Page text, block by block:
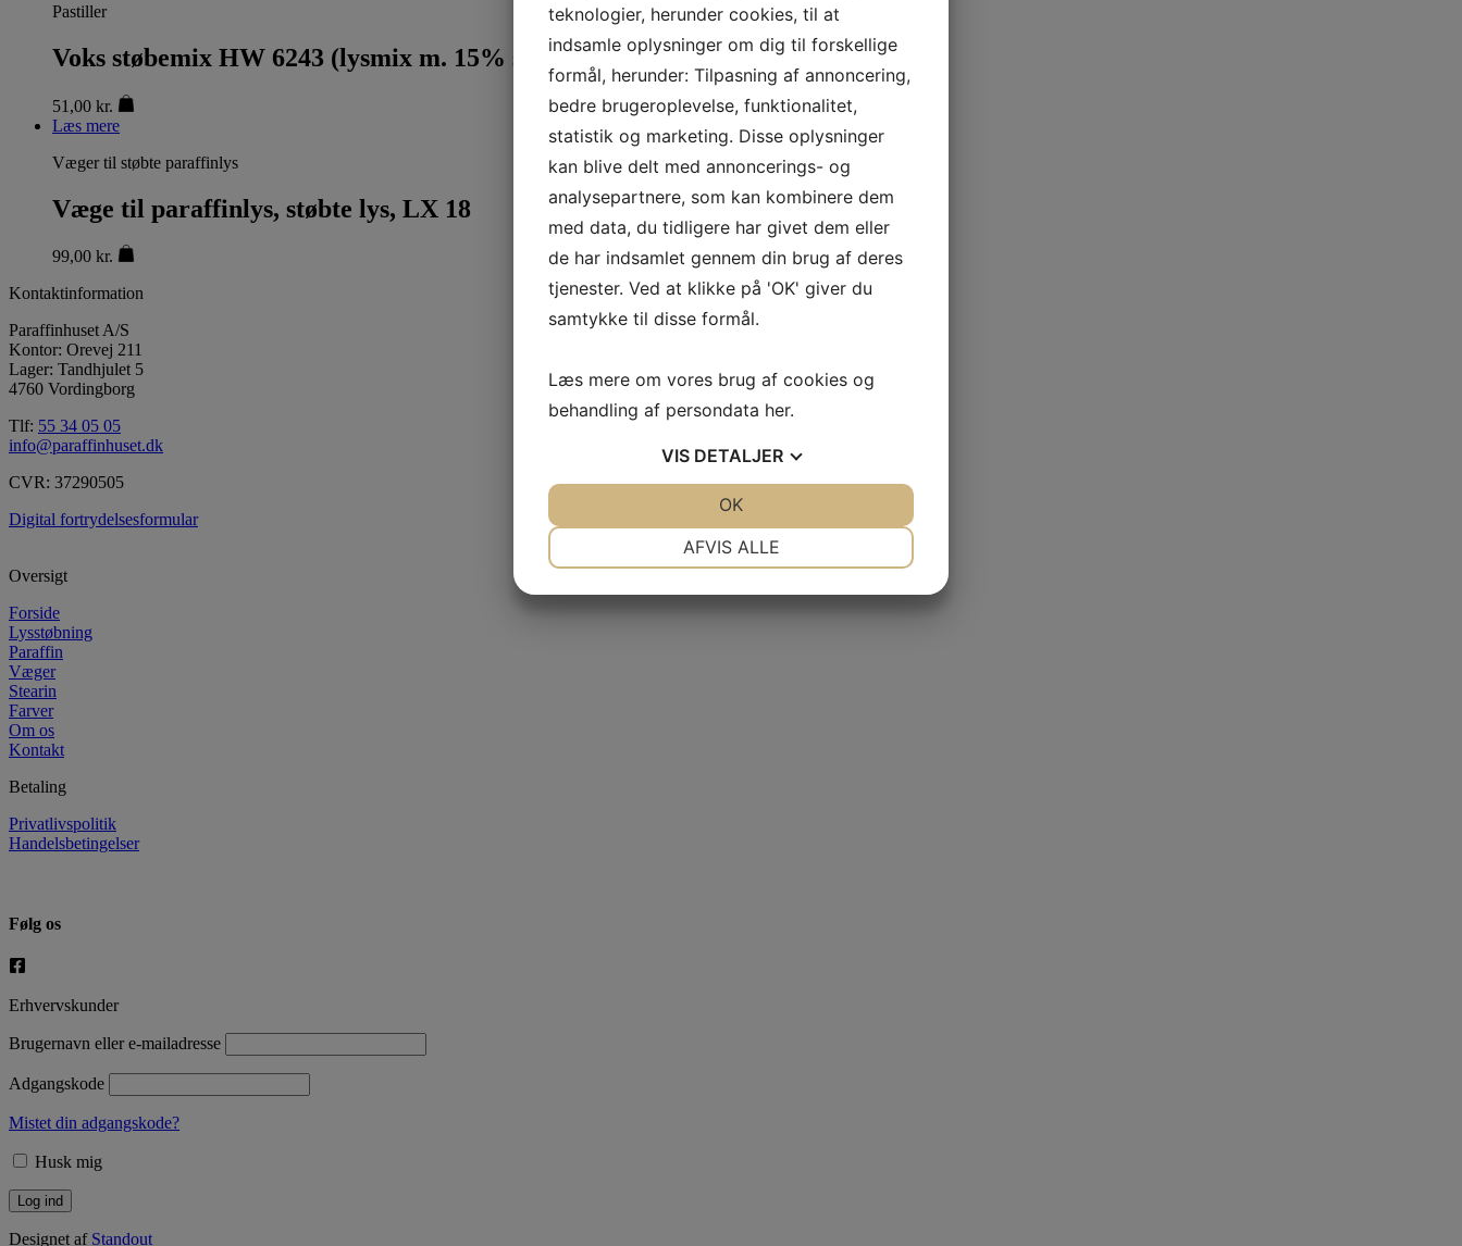
Pastiller
Voks støbemix HW 6243 (lysmix m. 15% stearin).
51,00 kr.
Læs mere
Væger til støbte paraffinlys
Væge til paraffinlys, støbte lys, LX 18
99,00 kr.
Kontaktinformation
Paraffinhuset A/S
Kontor: Orevej 211
Lager: Tandhjulet 5
4760 Vordingborg
Tlf: 55 34 05 05
info@paraffinhuset.dk
CVR: 37290505
Digital fortrydelsesformular
Oversigt
Forside
Lysstøbning
Paraffin
Væger
Stearin
Farver
Om os
Kontakt
Betaling
Privatlivspolitik
Handelsbetingelser
Følg os
Erhvervskunder
Brugernavn eller e-mailadresse
Adgangskode
Mistet din adgangskode?
Husk mig
Designet af Standout
teknologier, herunder cookies, til at
indsamle oplysninger om dig til forskellige
formål, herunder: Tilpasning af annoncering,
bedre brugeroplevelse, funktionalitet,
statistik og marketing. Disse oplysninger
kan blive delt med annoncerings- og
analysepartnere, som kan kombinere dem
med data, du tidligere har givet dem eller
de har indsamlet gennem din brug af deres
tjenester. Ved at klikke på 'OK' giver du
samtykke til disse formål.
Læs mere om vores brug af cookies og
behandling af persondata her.
VIS DETALJER
AFVIS ALLE
OK